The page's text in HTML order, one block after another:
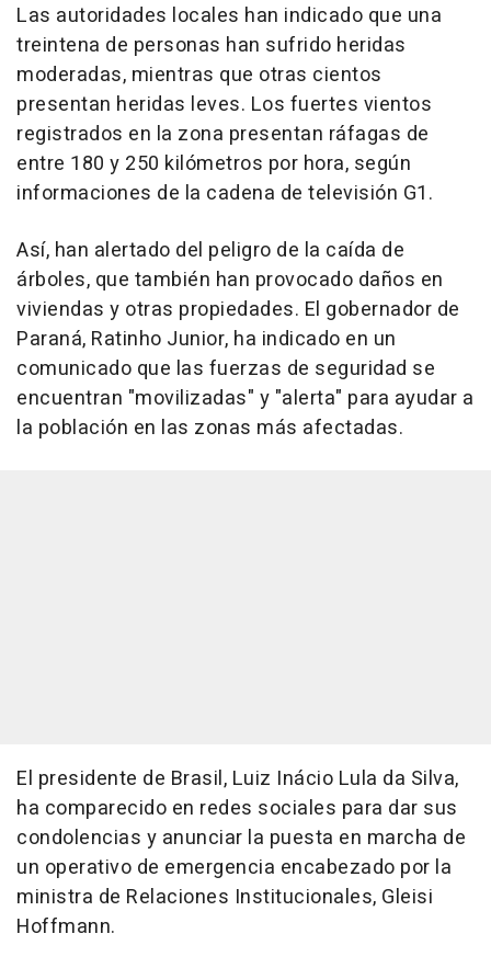
Las autoridades locales han indicado que una
treintena de personas han sufrido heridas
moderadas, mientras que otras cientos
presentan heridas leves. Los fuertes vientos
registrados en la zona presentan ráfagas de
entre 180 y 250 kilómetros por hora, según
informaciones de la cadena de televisión G1.
Así, han alertado del peligro de la caída de
árboles, que también han provocado daños en
viviendas y otras propiedades. El gobernador de
Paraná, Ratinho Junior, ha indicado en un
comunicado que las fuerzas de seguridad se
encuentran "movilizadas" y "alerta" para ayudar a
la población en las zonas más afectadas.
El presidente de Brasil, Luiz Inácio Lula da Silva,
ha comparecido en redes sociales para dar sus
condolencias y anunciar la puesta en marcha de
un operativo de emergencia encabezado por la
ministra de Relaciones Institucionales, Gleisi
Hoffmann.